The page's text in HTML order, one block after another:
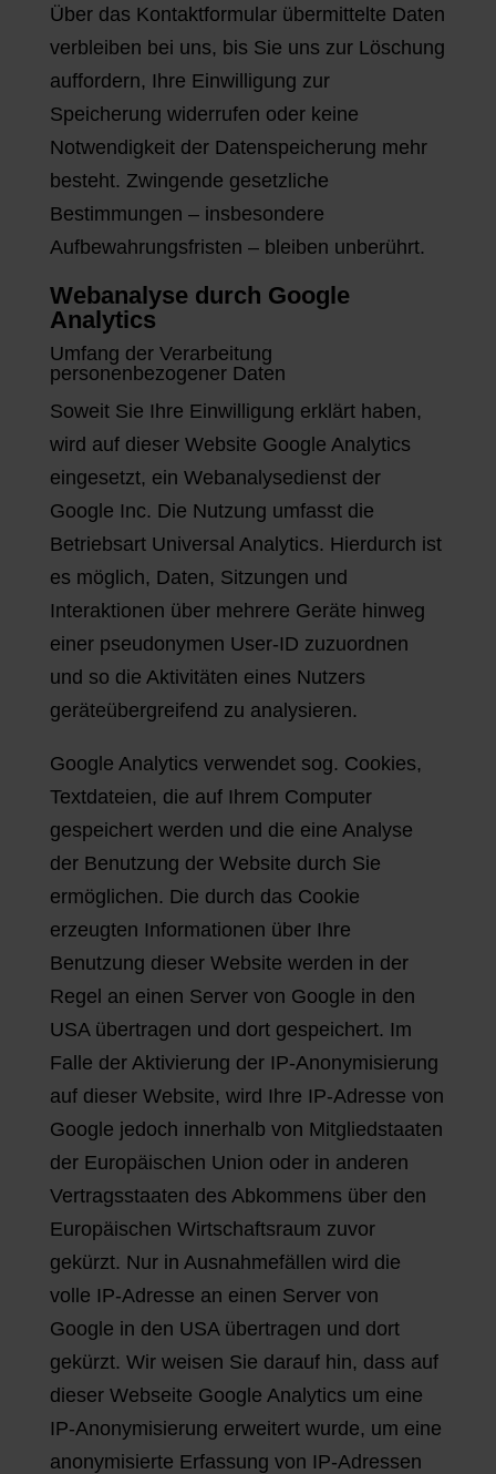
Über das Kontaktformular übermittelte Daten
verbleiben bei uns, bis Sie uns zur Löschung
auffordern, Ihre Einwilligung zur
Speicherung widerrufen oder keine
Notwendigkeit der Datenspeicherung mehr
besteht. Zwingende gesetzliche
Bestimmungen – insbesondere
Aufbewahrungsfristen – bleiben unberührt.
Webanalyse durch Google
Analytics
Umfang der Verarbeitung
personenbezogener Daten
Soweit Sie Ihre Einwilligung erklärt haben,
wird auf dieser Website Google Analytics
eingesetzt, ein Webanalysedienst der
Google Inc. Die Nutzung umfasst die
Betriebsart Universal Analytics. Hierdurch ist
es möglich, Daten, Sitzungen und
Interaktionen über mehrere Geräte hinweg
einer pseudonymen User-ID zuzuordnen
und so die Aktivitäten eines Nutzers
geräteübergreifend zu analysieren.
Google Analytics verwendet sog. Cookies,
Textdateien, die auf Ihrem Computer
gespeichert werden und die eine Analyse
der Benutzung der Website durch Sie
ermöglichen. Die durch das Cookie
erzeugten Informationen über Ihre
Benutzung dieser Website werden in der
Regel an einen Server von Google in den
USA übertragen und dort gespeichert. Im
Falle der Aktivierung der IP-Anonymisierung
auf dieser Website, wird Ihre IP-Adresse von
Google jedoch innerhalb von Mitgliedstaaten
der Europäischen Union oder in anderen
Vertragsstaaten des Abkommens über den
Europäischen Wirtschaftsraum zuvor
gekürzt. Nur in Ausnahmefällen wird die
volle IP-Adresse an einen Server von
Google in den USA übertragen und dort
gekürzt. Wir weisen Sie darauf hin, dass auf
dieser Webseite Google Analytics um eine
IP-Anonymisierung erweitert wurde, um eine
anonymisierte Erfassung von IP-Adressen